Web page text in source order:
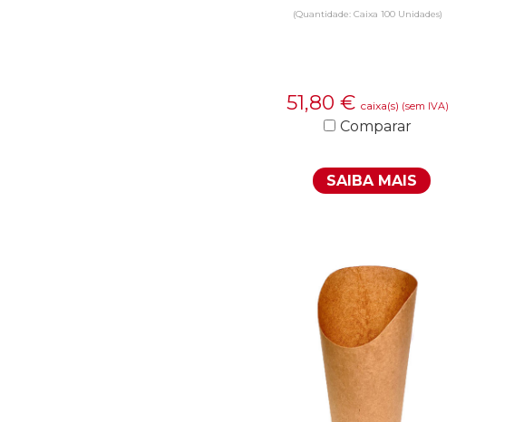
(Quantidade: Caixa 100 Unidades)
51,80 € caixa(s) (sem IVA)
Comparar
SAIBA MAIS